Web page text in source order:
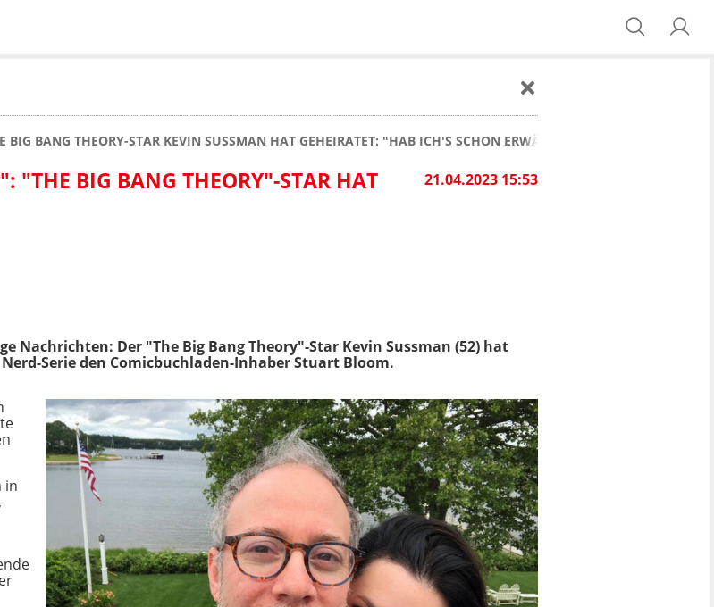
BIG BANG THEORY-STAR KEVIN SUSSMAN HAT GEHEIRATET: "HAB ICH'S SCHON ERWÄHNT?"
21.04.2023 15:53
"THE BIG BANG THEORY"-STAR HAT
Nachrichten: Der "The Big Bang Theory"-Star Kevin Sussman (52) hat
Serie den Comicbuchladen-Inhaber Stuart Bloom.
in